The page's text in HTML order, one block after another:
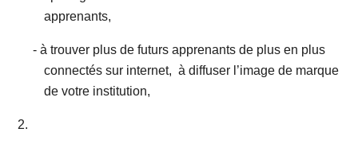
apprenants,
- à trouver plus de futurs apprenants de plus en plus
connectés sur internet, à diffuser l’image de marque
de votre institution,